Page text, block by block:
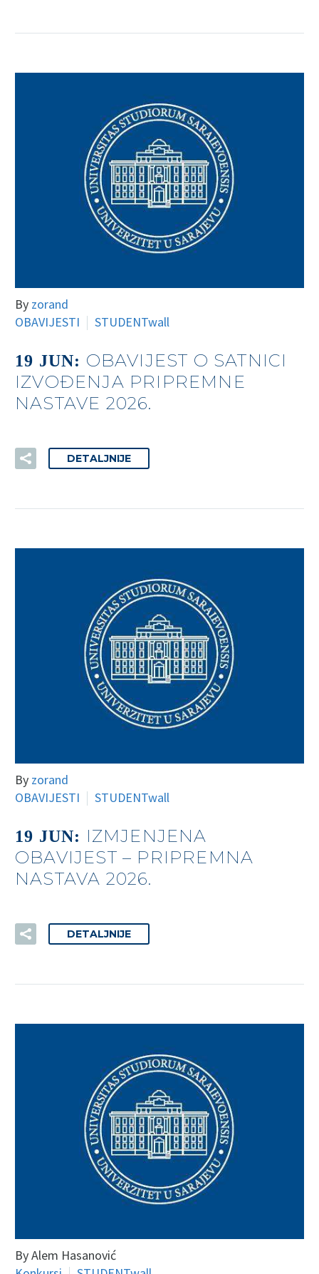
By zorand
OBAVIJESTI
STUDENTwall
19 JUN: OBAVIJEST O SATNICI
IZVOĐENJA PRIPREMNE
NASTAVE 2026.
DETALJNIJE
By zorand
OBAVIJESTI
STUDENTwall
19 JUN: IZMJENJENA
OBAVIJEST – PRIPREMNA
NASTAVA 2026.
DETALJNIJE
By Alem Hasanović